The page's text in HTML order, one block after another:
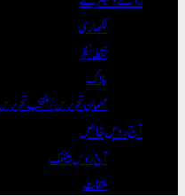
لکھاری
نقطہ نظر
بلاگ
مہمان تحریریں / منتخب تحریریں
آج روس خاص
آج روس بیٹھک
ملقات